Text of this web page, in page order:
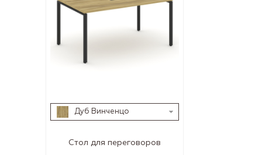
Дуб Винченцо
Стол для переговоров